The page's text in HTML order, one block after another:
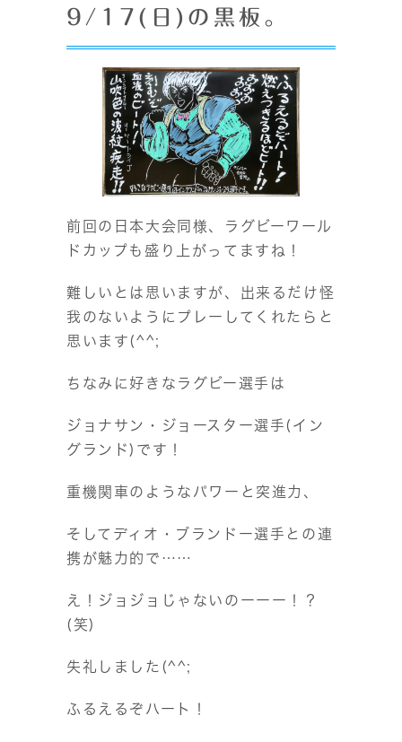
9/17(日)の黒板。
前回の日本大会同様、ラグビーワール
ドカップも盛り上がってますね！
難しいとは思いますが、出来るだけ怪
我のないようにプレーしてくれたらと
思います(^^;
ちなみに好きなラグビー選手は
ジョナサン・ジョースター選手(イン
グランド)です！
重機関車のようなパワーと突進力、
そしてディオ・ブランドー選手との連
携が魅力的で……
え！ジョジョじゃないのーーー！？
(笑)
失礼しました(^^;
ふるえるぞハート！